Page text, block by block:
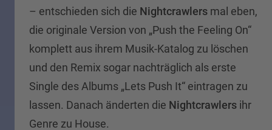
– entschieden sich die Nightcrawlers mal eben,
die originale Version von „Push the Feeling On“
komplett aus ihrem Musik-Katalog zu löschen
und den Remix sogar nachträglich als erste
Single des Albums „Lets Push It“ eintragen zu
lassen. Danach änderten die Nightcrawlers ihr
Genre zu House.